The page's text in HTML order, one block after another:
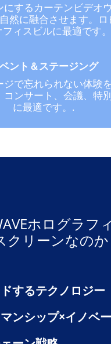
するカーテンビデオウ
然に融合させます。ロ
ィスビルに最適です
ント＆ステージング
ジで忘れられない体験
ンサート、会議、特
に最適です。.
ホログラフ
クリーンなのか
するテクノロジー
ンシップ×イノベ